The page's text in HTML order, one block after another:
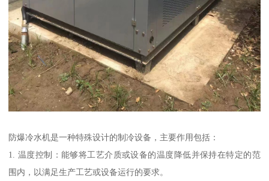
防爆冷水机是一种特殊设计的制冷设备，主要作用包括：
1. 温度控制：能够将工艺介质或设备的温度降低并保持在特定的范
围内，以满足生产工艺或设备运行的要求。